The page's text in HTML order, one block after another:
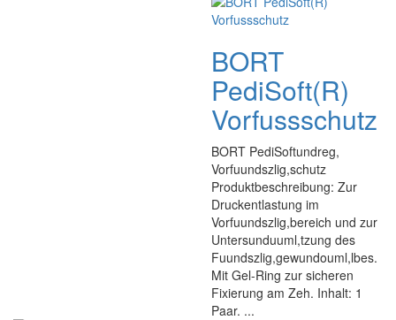
BORT
PediSoft(R)
Vorfussschutz
BORT PediSoftundreg,
Vorfuundszlig,schutz
Produktbeschreibung: Zur
Druckentlastung im
Vorfuundszlig,bereich und zur
Untersunduuml,tzung des
Fuundszlig,gewundouml,lbes.
Mit Gel-Ring zur sicheren
Fixierung am Zeh. Inhalt: 1
Paar. ...